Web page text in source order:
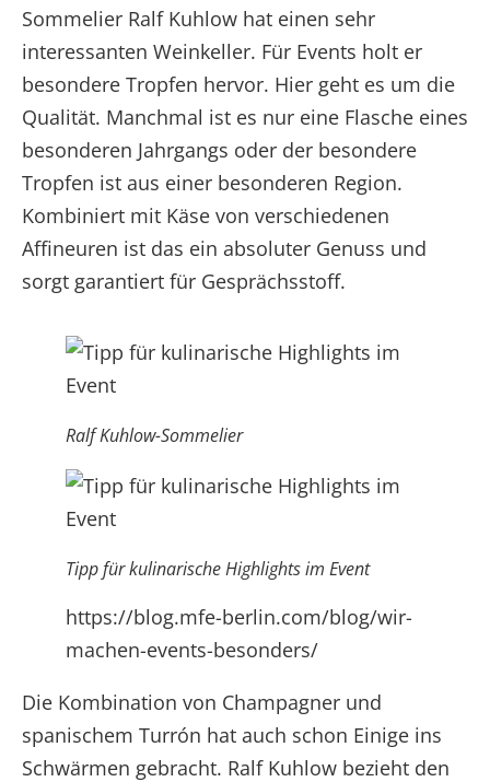
Sommelier Ralf Kuhlow hat einen sehr
interessanten Weinkeller. Für Events holt er
besondere Tropfen hervor. Hier geht es um die
Qualität. Manchmal ist es nur eine Flasche eines
besonderen Jahrgangs oder der besondere
Tropfen ist aus einer besonderen Region.
Kombiniert mit Käse von verschiedenen
Affineuren ist das ein absoluter Genuss und
sorgt garantiert für Gesprächsstoff.
Ralf Kuhlow-Sommelier
Tipp für kulinarische Highlights im Event
https://blog.mfe-berlin.com/blog/wir-
machen-events-besonders/
Die Kombination von Champagner und
spanischem Turrón hat auch schon Einige ins
Schwärmen gebracht. Ralf Kuhlow bezieht den